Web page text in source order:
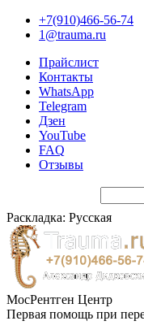
+7(910)466-56-74
1@trauma.ru
Прайслист
Контакты
WhatsApp
Telegram
Дзен
YouTube
FAQ
Отзывы
Раскладка: Русская
МосРентген Центр
Первая помощь при